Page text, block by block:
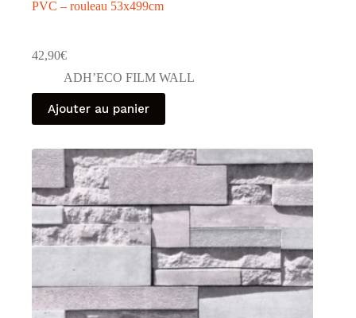
PVC – rouleau 53x499cm
42,90€
ADH’ECO FILM WALL
Ajouter au panier